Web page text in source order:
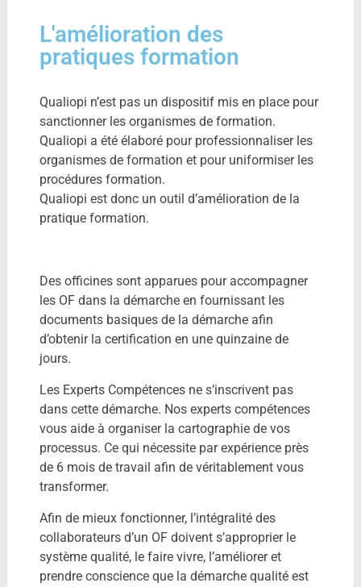
L'amélioration des
pratiques formation
Qualiopi n’est pas un dispositif mis en place pour
sanctionner les organismes de formation.
Qualiopi a été élaboré pour professionnaliser les
organismes de formation et pour uniformiser les
procédures formation.
Qualiopi est donc un outil d’amélioration de la
pratique formation.
Des officines sont apparues pour accompagner
les OF dans la démarche en fournissant les
documents basiques de la démarche afin
d’obtenir la certification en une quinzaine de
jours.
Les Experts Compétences ne s’inscrivent pas
dans cette démarche. Nos experts compétences
vous aide à organiser la cartographie de vos
processus. Ce qui nécessite par expérience près
de 6 mois de travail afin de véritablement vous
transformer.
Afin de mieux fonctionner, l’intégralité des
collaborateurs d’un OF doivent s’approprier le
système qualité, le faire vivre, l’améliorer et
prendre conscience que la démarche qualité est